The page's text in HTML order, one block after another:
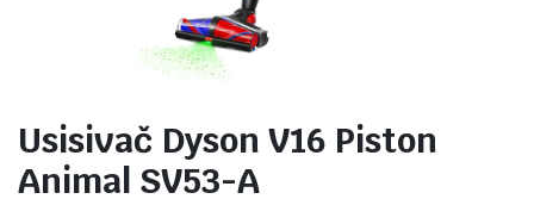
Usisivač Dyson V16 Piston
Animal SV53-A